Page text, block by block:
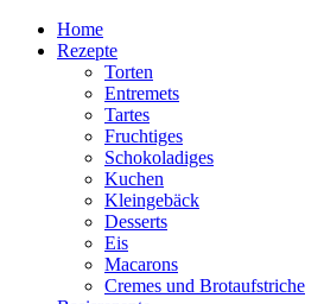
Home
Rezepte
Torten
Entremets
Tartes
Fruchtiges
Schokoladiges
Kuchen
Kleingebäck
Desserts
Eis
Macarons
Cremes und Brotaufstriche